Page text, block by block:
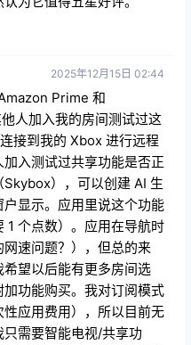
2025年12月15日 02:44
Prime 和
人加入我的房间测试过这
接到我的 Xbox 进行远程
入测试过共享功能是否正
），可以创建 AI 生
显示。应用里说这个功能
1 个点数）。应用在导航时
速问题？），但总的来
望以后能有更多房间选
功能购买。我对订阅模式
应用费用），所以目前无
需要智能电视/共享功